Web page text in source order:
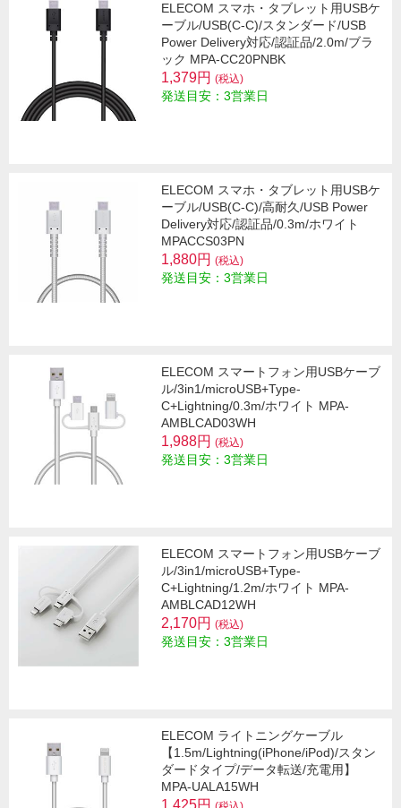
ELECOM スマホ・タブレット用USBケ
ーブル/USB(C-C)/スタンダード/USB
Power Delivery対応/認証品/2.0m/ブラ
ック MPA-CC20PNBK
1,379円 (税込)
発送目安：3営業日
ELECOM スマホ・タブレット用USBケ
ーブル/USB(C-C)/高耐久/USB Power
Delivery対応/認証品/0.3m/ホワイト
MPACCS03PN
1,880円 (税込)
発送目安：3営業日
ELECOM スマートフォン用USBケーブ
ル/3in1/microUSB+Type-
C+Lightning/0.3m/ホワイト MPA-
AMBLCAD03WH
1,988円 (税込)
発送目安：3営業日
ELECOM スマートフォン用USBケーブ
ル/3in1/microUSB+Type-
C+Lightning/1.2m/ホワイト MPA-
AMBLCAD12WH
2,170円 (税込)
発送目安：3営業日
ELECOM ライトニングケーブル
【1.5m/Lightning(iPhone/iPod)/スタン
ダードタイプ/データ転送/充電用】
MPA-UALA15WH